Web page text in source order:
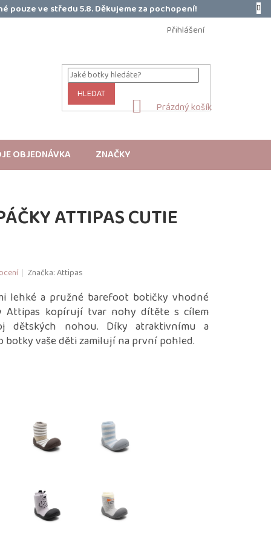
pouze ve středu 5.8. Děkujeme za pochopení!
Přihlášení
HLEDAT
NÁKUPNÍ
Prázdný košík
OBJEDNÁVKA ZNAČKY
ATTIPAS CUTIE
Značka:Attipas
lehké a pružné barefoot botičky vhodné
Attipas kopírují tvar nohy dítěte s cílem
dětských nohou. Díky atraktivnímu a
vaše děti zamilují na první pohled.